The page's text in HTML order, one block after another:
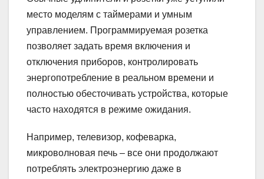
место моделям с таймерами и умным
управлением. Программируемая розетка
позволяет задать время включения и
отключения приборов, контролировать
энергопотребление в реальном времени и
полностью обесточивать устройства, которые
часто находятся в режиме ожидания.
Например, телевизор, кофеварка,
микроволновая печь – все они продолжают
потреблять электроэнергию даже в